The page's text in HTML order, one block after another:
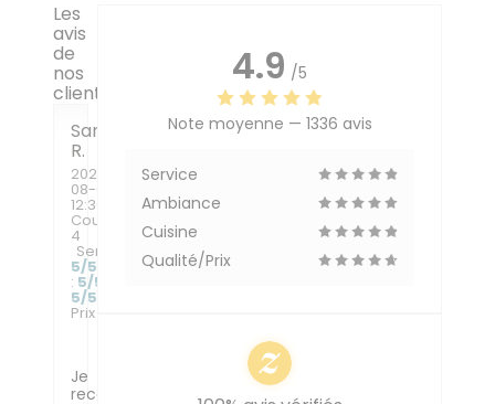
Les
avis
de
nos
clients
Sandrine
R
2026-
08-07
12:30 -
Couverts
4
Service
5/5 Ambiance
: 5/5
5/5
Prix
Je
recommande
4.9 /5
Note moyenne — 1336 avis
Service
Ambiance
Cuisine
Qualité/Prix